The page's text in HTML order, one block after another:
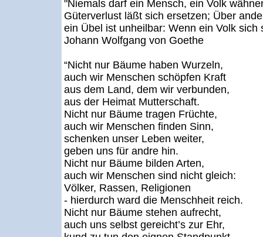
"Niemals darf ein Mensch, ein Volk
Güterverlust läßt sich ersetzen; Über
ein Übel ist unheilbar: Wenn ein Volk sich
Johann Wolfgang von Goethe
“Nicht nur Bäume haben Wurzeln,
auch wir Menschen schöpfen Kraft
aus dem Land, dem wir verbunden,
aus der Heimat Mutterschaft.
Nicht nur Bäume tragen Früchte,
auch wir Menschen finden Sinn,
schenken unser Leben weiter,
geben uns für andre hin.
Nicht nur Bäume bilden Arten,
auch wir Menschen sind nicht gleich:
Völker, Rassen, Religionen
- hierdurch ward die Menschheit reich.
Nicht nur Bäume stehen aufrecht,
auch uns selbst gereicht’s zur Ehr,